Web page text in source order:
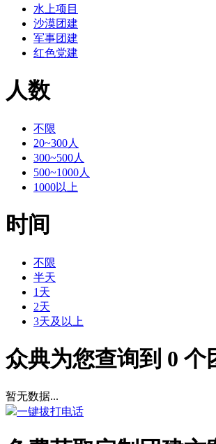
水上项目
沙漠团建
军事团建
红色党建
人数
不限
20~300人
300~500人
500~1000人
1000以上
时间
不限
半天
1天
2天
3天及以上
众典为您查询到 0 个
暂无数据...
一键拔打电话